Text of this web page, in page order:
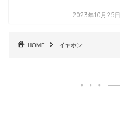
2023年10月25日
HOME イヤホン